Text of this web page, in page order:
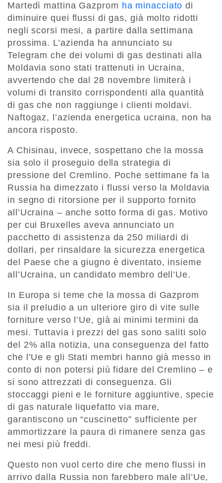
Martedì mattina Gazprom ha minacciato di
diminuire quei flussi di gas, già molto ridotti
negli scorsi mesi, a partire dalla settimana
prossima. L’azienda ha annunciato su
Telegram che dei volumi di gas destinati alla
Moldavia sono stati trattenuti in Ucraina,
avvertendo che dal 28 novembre limiterà i
volumi di transito corrispondenti alla quantità
di gas che non raggiunge i clienti moldavi.
Naftogaz, l’azienda energetica ucraina, non ha
ancora risposto.
A Chisinau, invece, sospettano che la mossa
sia solo il proseguio della strategia di
pressione del Cremlino. Poche settimane fa la
Russia ha dimezzato i flussi verso la Moldavia
in segno di ritorsione per il supporto fornito
all’Ucraina – anche sotto forma di gas. Motivo
per cui Bruxelles aveva annunciato un
pacchetto di assistenza da 250 miliardi di
dollari, per rinsaldare la sicurezza energetica
del Paese che a giugno è diventato, insieme
all’Ucraina, un candidato membro dell’Ue.
In Europa si teme che la mossa di Gazprom
sia il preludio a un ulteriore giro di vite sulle
forniture verso l’Ue, già ai minimi termini da
mesi. Tuttavia i prezzi del gas sono saliti solo
del 2% alla notizia, una conseguenza del fatto
che l’Ue e gli Stati membri hanno già messo in
conto di non potersi più fidare del Cremlino – e
si sono attrezzati di conseguenza. Gli
stoccaggi pieni e le forniture aggiuntive, specie
di gas naturale liquefatto via mare,
garantiscono un “cuscinetto” sufficiente per
ammortizzare la paura di rimanere senza gas
nei mesi più freddi.
Questo non vuol certo dire che meno flussi in
arrivo dalla Russia non farebbero male all’Ue,